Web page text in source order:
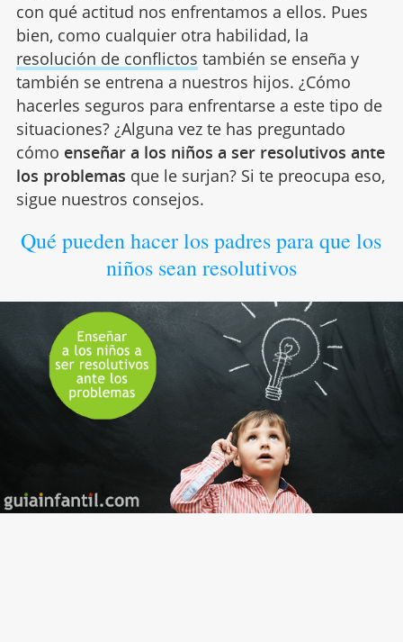
con qué actitud nos enfrentamos a ellos. Pues
bien, como cualquier otra habilidad, la
resolución de conflictos también se enseña y
también se entrena a nuestros hijos. ¿Cómo
hacerles seguros para enfrentarse a este tipo de
situaciones? ¿Alguna vez te has preguntado
cómo enseñar a los niños a ser resolutivos ante
los problemas que le surjan? Si te preocupa eso,
sigue nuestros consejos.
Qué pueden hacer los padres para que los
niños sean resolutivos